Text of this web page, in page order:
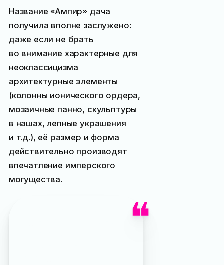
Название «Ампир» дача
получила вполне заслужено:
даже если не брать
во внимание характерные для
неоклассицизма
архитектурные элементы
(колонны ионического ордера,
мозаичные панно, скульптуры
в нашах, лепные украшения
и т.д.), её размер и форма
действительно производят
впечатление имперского
могущества.